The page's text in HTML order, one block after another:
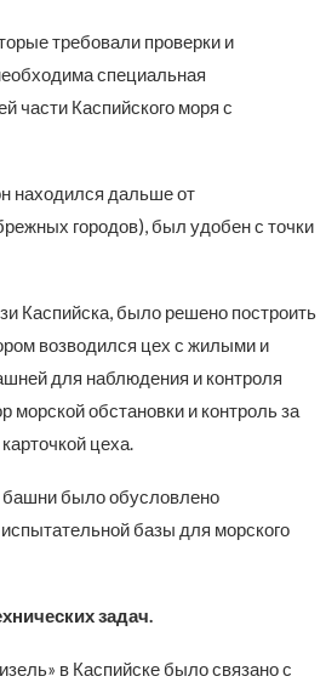
требовали проверки и
специальная
части Каспийского моря с
находился дальше от
городов), был удобен с точки
Каспийска, было решено построить
возводился цех с жилыми и
для наблюдения и контроля
обстановки и контроль за
цеха.
башни было обусловлено
базы для морского
задач.
в Каспийске было связано с